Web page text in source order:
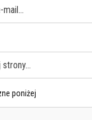
poniżej